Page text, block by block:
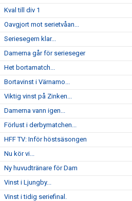
Kval till div 1
Oavgjort mot serietvåan...
Seriesegern klar...
Damerna går för serieseger
Het bortamatch...
Bortavinst i Värnamo...
Viktig vinst på Zinken...
Damerna vann igen...
Förlust i derbymatchen...
HFF TV: Inför höstsäsongen
Nu kör vi...
Ny huvudtränare för Dam
Vinst i Ljungby...
Vinst i tidig seriefinal.